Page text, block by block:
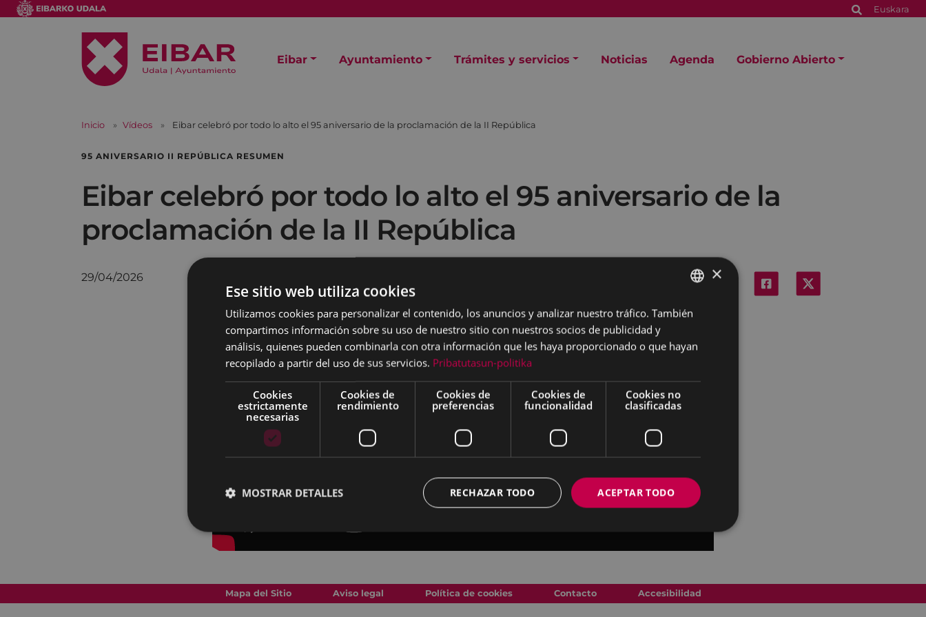
Euskara
Eibar Ayuntamiento Trámites y servicios Noticias Agenda Gobierno Abierto
Inicio Vídeos Eibar celebró por todo lo alto el 95 aniversario de la proclamación de la II República
95 ANIVERSARIO II REPÚBLICA RESUMEN
Eibar celebró por todo lo alto el 95 aniversario de la
proclamación de la II República
29/04/2026
Mapa del Sitio Aviso legal Política de cookies Contacto Accesibilidad
BASQUE
×
Ese sitio web utiliza cookies
Utilizamos cookies para personalizar el contenido, los anuncios y analizar nuestro tráfico. También
compartimos información sobre su uso de nuestro sitio con nuestros socios de publicidad y
análisis, quienes pueden combinarla con otra información que les haya proporcionado o que hayan
recopilado a partir del uso de sus servicios. Pribatutasun-politika
Cookies
estrictamente
necesarias
Cookies de
rendimiento
Cookies de
preferencias
Cookies de
funcionalidad
Cookies no
clasificadas
ACEPTAR TODO
RECHAZAR TODO
MOSTRAR DETALLES